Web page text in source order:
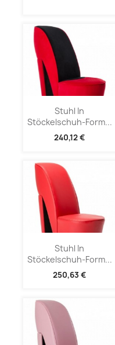
Stuhl In
Stöckelschuh-Form...
240,12 €
Stuhl In
Stöckelschuh-Form...
250,63 €